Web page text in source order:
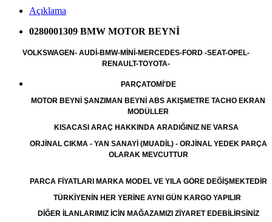
Açıklama
0280001309 BMW MOTOR BEYNİ
VOLKSWAGEN- AUDİ-BMW-MİNİ-MERCEDES-FORD -SEAT-OPEL-
RENAULT-TOYOTA-
PARÇATOMİ'DE
MOTOR BEYNİ ŞANZIMAN BEYNİ ABS AKIŞMETRE TACHO EKRAN
MODÜLLER
KISACASI ARAÇ HAKKINDA ARADIĞINIZ NE VARSA
ORJİNAL CIKMA - YAN SANAYİ (MUADİL) - ORJİNAL YEDEK PARÇA
OLARAK MEVCUTTUR
PARCA FİYATLARI MARKA MODEL VE YILA GÖRE DEĞİŞMEKTEDİR
TÜRKİYENİN HER YERİNE AYNI GÜN KARGO YAPILIR
DİĞER İLANLARIMIZ İCİN MAĞAZAMIZI ZİYARET EDEBİLİRSİNİZ